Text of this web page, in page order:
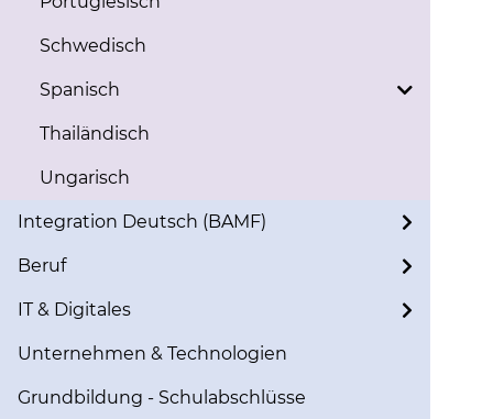
Schwedisch
Spanisch
Thailändisch
Ungarisch
Integration Deutsch (BAMF)
Beruf
IT & Digitales
Unternehmen & Technologien
Grundbildung - Schulabschlüsse